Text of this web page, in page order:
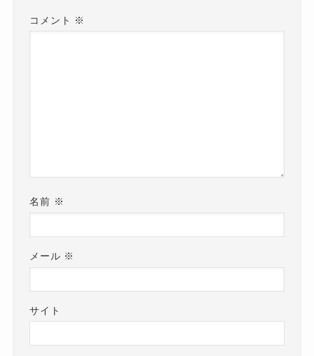
コメント ※
名前 ※
メール ※
サイト